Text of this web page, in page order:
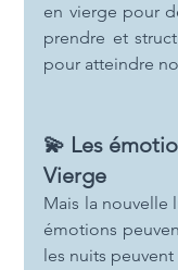
en vierge pour
prendre et
pour atteindre
💫 Les
Vierge
Mais la nouvelle
émotions
les nuits